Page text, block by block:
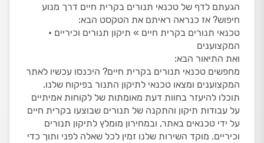
הגעתם לדף של טכנאי תנורים בקרית חיים דרך מנוע
חיפוש? אז כנראה ראיתם את הטקסט הבא:
טכנאי תנורים בקרית חיים » תיקון תנורים וכיריים •
המקצוענים
ואת התיאור הבא:
מחפשים טכנאי תנורים בקרית חיים? היכנסו עכשיו לאתר
המקצוענים ומצאו טכנאי לתיקון התנור בפיקוח שלנו.
תוכלו להיעזר בחוות דעת מאומתות של לקוחות אמיתיים
על עבודות תיקון והתקנה של תנורים שבוצעו בקרית חיים
על ידי טכנאים באתר, ובמחירון מומלץ לתיקון תנורים
וכיריים. מוקד השירות שלנו זמין לכל שאלה לפני ותוך כדי